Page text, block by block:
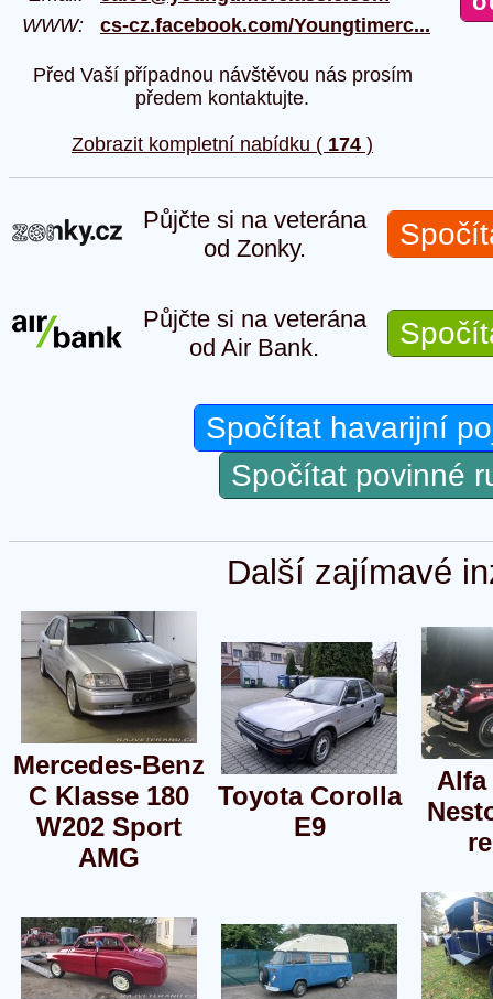
WWW: cs-cz.facebook.com/Youngtimerc...
Před Vaší případnou návštěvou nás prosím
předem kontaktujte.
Zobrazit kompletní nabídku ( 174 )
Půjčte si na veterána
od Zonky.
Půjčte si na veterána
od Air Bank.
Spočítat havarijní
Spočítat povinné
Další zajímavé
Mercedes-Benz
C Klasse 180
W202 Sport
AMG
Toyota Corolla
E9
Alfa